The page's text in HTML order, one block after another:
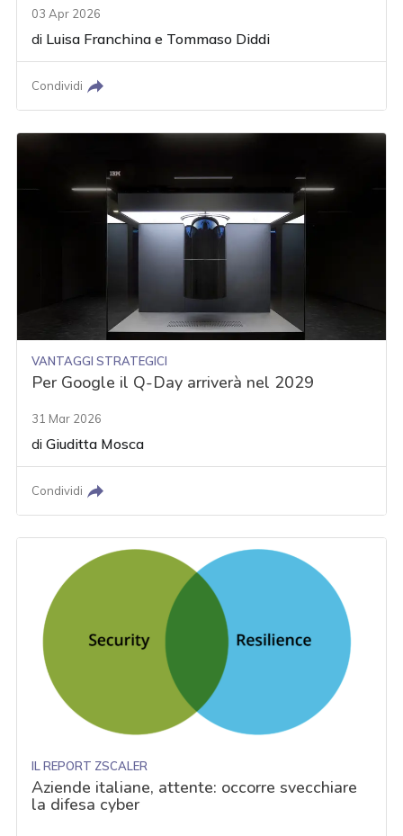
03 Apr 2026
di Luisa Franchina e Tommaso Diddi
Condividi
VANTAGGI STRATEGICI
Per Google il Q-Day arriverà nel 2029
31 Mar 2026
diGiuditta Mosca
Condividi
IL REPORT ZSCALER
Aziende italiane, attente: occorre svecchiare
la difesa cyber